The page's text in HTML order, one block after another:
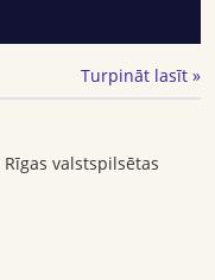
Turpināt lasīt »
valstspilsētas